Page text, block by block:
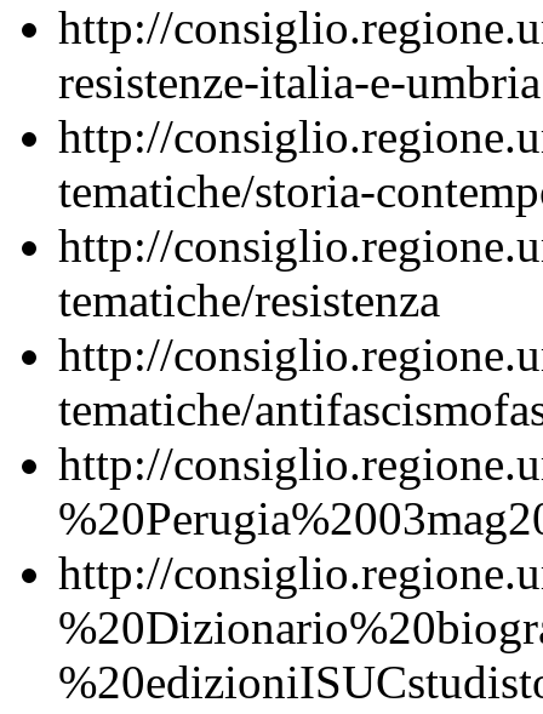
http://
resistenze-italia-e-umbria
http://
tematiche/storia-
http://
tematiche/resistenza
http://
tematiche/
http://
http://